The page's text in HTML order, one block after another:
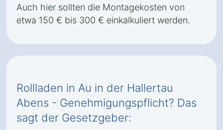
Auch hier sollten die Montagekosten von
etwa 150 € bis 300 € einkalkuliert werden.
Rollladen in Au in der Hallertau
Abens - Genehmigungspflicht? Das
sagt der Gesetzgeber: